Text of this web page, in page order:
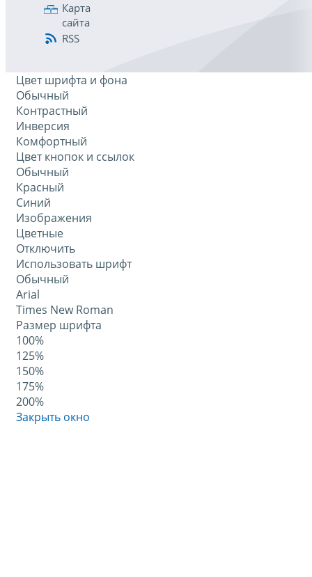
Карта
сайта
RSS
Цвет шрифта и фона
Обычный
Контрастный
Инверсия
Комфортный
Цвет кнопок и ссылок
Обычный
Красный
Синий
Изображения
Цветные
Отключить
Использовать шрифт
Обычный
Arial
Times New Roman
Размер шрифта
100%
125%
150%
175%
200%
Закрыть окно